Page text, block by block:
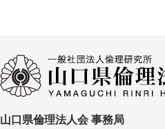
山口県倫理法人会 事務局